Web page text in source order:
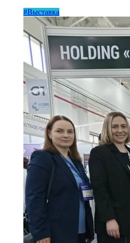
#Выставка